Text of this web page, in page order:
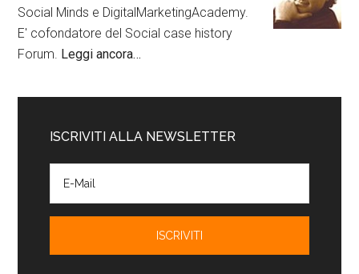
Social Minds e DigitalMarketingAcademy.
E' cofondatore del Social case history
Forum. Leggi ancora…
ISCRIVITI ALLA NEWSLETTER